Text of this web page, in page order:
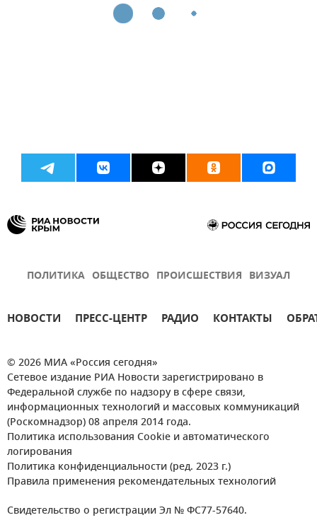
ПОЛИТИКА ОБЩЕСТВО ПРОИСШЕСТВИЯ ВИЗУАЛ
НОВОСТИ ПРЕСС-ЦЕНТР РАДИО КОНТАКТЫ
© 2026 МИА «Россия сегодня»
Сетевое издание РИА Новости зарегистрировано в
Федеральной службе по надзору в сфере связи,
информационных технологий и массовых коммуникаций
(Роскомнадзор) 08 апреля 2014 года.
Политика использования Cookie и автоматического
логирования
Политика конфиденциальности (ред. 2023 г.)
Правила применения рекомендательных технологий
Свидетельство о регистрации Эл № ФС77-57640.